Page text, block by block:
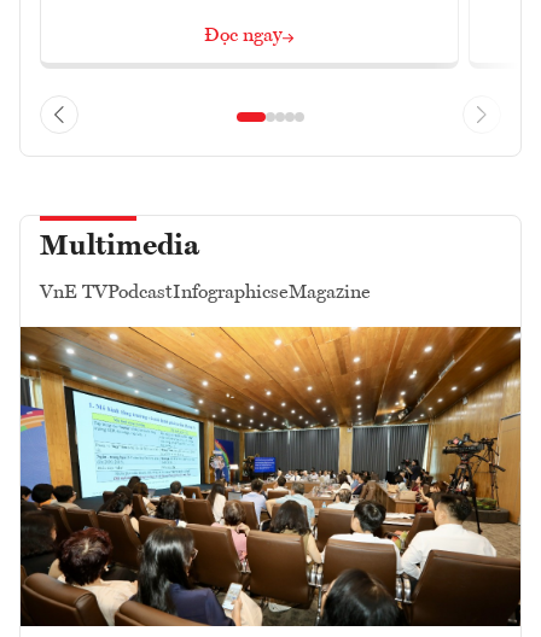
Đọc ngay
Multimedia
VnE TVPodcastInfographicseMagazine